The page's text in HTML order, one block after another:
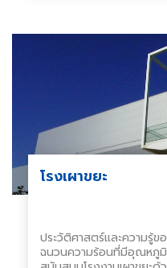
โรงเผาขยะ
ประวัติศาสตร์และความรู้
ฉนวนความร้อนที่มีอุณหภูมิ